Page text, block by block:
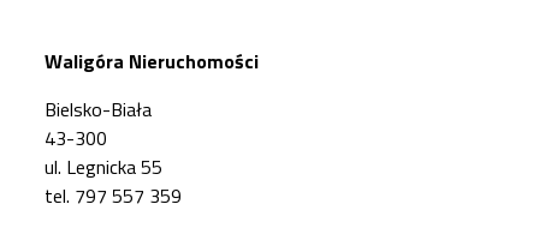
Waligóra Nieruchomości
Bielsko-Biała
43-300
ul. Legnicka 55
tel. 797 557 359